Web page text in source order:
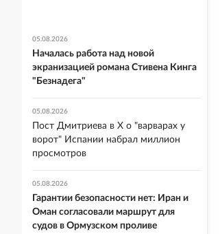
05.08.2026
Началась работа над новой
экранизацией романа Стивена Кинга
"Безнадега"
05.08.2026
Пост Дмитриева в X о "варварах у
ворот" Испании набрал миллион
просмотров
05.08.2026
Гарантии безопасности нет: Иран и
Оман согласовали маршрут для
судов в Ормузском проливе